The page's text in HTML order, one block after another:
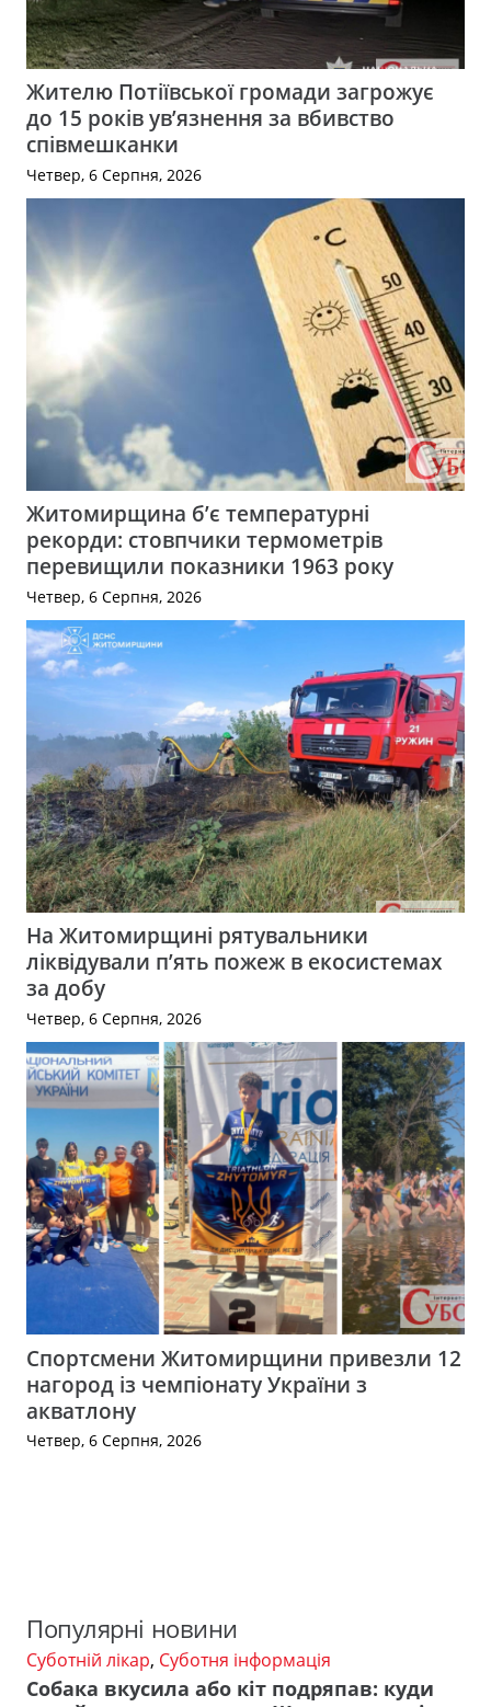
Жителю Потіївської громади загрожує
до 15 років ув’язнення за вбивство
співмешканки
Четвер, 6 Серпня, 2026
Житомирщина б’є температурні
рекорди: стовпчики термометрів
перевищили показники 1963 року
Четвер, 6 Серпня, 2026
На Житомирщині рятувальники
ліквідували п’ять пожеж в екосистемах
за добу
Четвер, 6 Серпня, 2026
Спортсмени Житомирщини привезли 12
нагород із чемпіонату України з
акватлону
Четвер, 6 Серпня, 2026
Популярні новини
Суботній лікар, Суботня інформація
Собака вкусила або кіт подряпав: куди